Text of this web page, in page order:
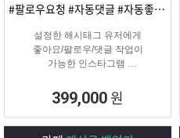
#팔로우요청 #자동댓글 #자동좋아요 #SNS마케팅
설정한 해시태그 유저에게
좋아요/팔로우/댓글 작업이
가능한 인스타그램
399,000 원